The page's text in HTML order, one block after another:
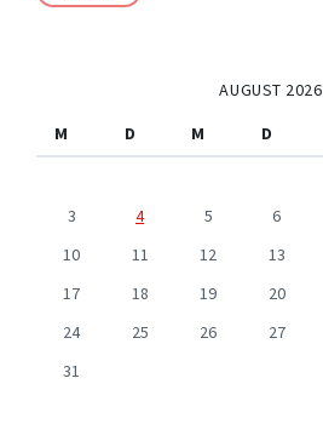
AUGUST 2026
M
D M D
3
4 5 6
10
11 12 13
17
18 19 20
24
25 26 27
31